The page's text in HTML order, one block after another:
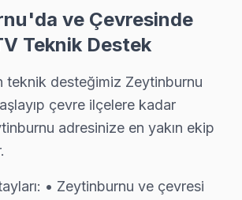
mikro arızaları tahmin değil,
Yükseltmesi
sorunlarından fabrika ayarları
Sürekli Eğitim Programları
chip-level tamire kadar
ödün vermiyoruz. Zeytinburnu'de
ve Çevresinde
Teknik Destek
teknik desteğimiz Zeytinburnu
çevre ilçelere kadar
adresinize en yakın ekip
• Zeytinburnu ve çevresi